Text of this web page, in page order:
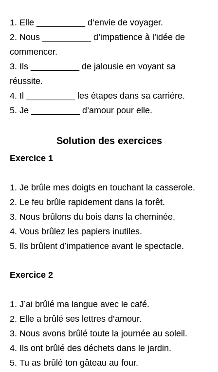
Elle __________ d’envie de voyager.
Nous __________ d’impatience à l’idée de
commencer.
Ils __________ de jalousie en voyant sa
réussite.
Il __________ les étapes dans sa carrière.
Je __________ d’amour pour elle.
Solution des exercices
Exercice 1
Je brûle mes doigts en touchant la casserole.
Le feu brûle rapidement dans la forêt.
Nous brûlons du bois dans la cheminée.
Vous brûlez les papiers inutiles.
Ils brûlent d’impatience avant le spectacle.
Exercice 2
J’ai brûlé ma langue avec le café.
Elle a brûlé ses lettres d’amour.
Nous avons brûlé toute la journée au soleil.
Ils ont brûlé des déchets dans le jardin.
Tu as brûlé ton gâteau au four.